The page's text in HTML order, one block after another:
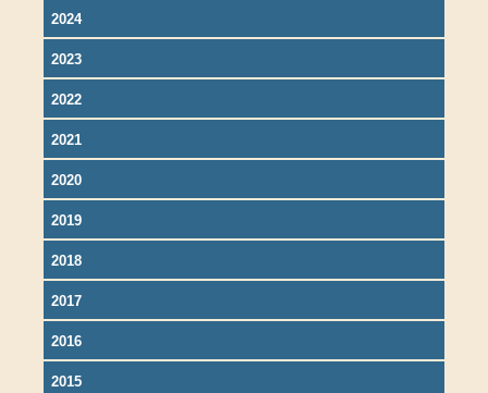
2024
2023
2022
2021
2020
2019
2018
2017
2016
2015